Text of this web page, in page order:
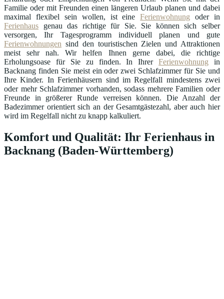
Familie oder mit Freunden einen längeren Urlaub planen und dabei
maximal flexibel sein wollen, ist eineFerienwohnung oder in
Ferienhaus genau das richtige für Sie. Sie können sich selber
versorgen, Ihr Tagesprogramm individuell planen und gute
Ferienwohnungen sind den touristischen Zielen und Attraktionen
meist sehr nah. Wir helfen Ihnen gerne dabei, die richtige
Erholungsoase für Sie zu finden. In IhrerFerienwohnung in
Backnang finden Sie meist ein oder zwei Schlafzimmer für Sie und
Ihre Kinder. In Ferienhäusern sind im Regelfall mindestens zwei
oder mehr Schlafzimmer vorhanden, sodass mehrere Familien oder
Freunde in größerer Runde verreisen können. Die Anzahl der
Badezimmer orientiert sich an der Gesamtgästezahl, aber auch hier
wird im Regelfall nicht zu knapp kalkuliert.
Komfort und Qualität: Ihr Ferienhaus in
Backnang (Baden-Württemberg)